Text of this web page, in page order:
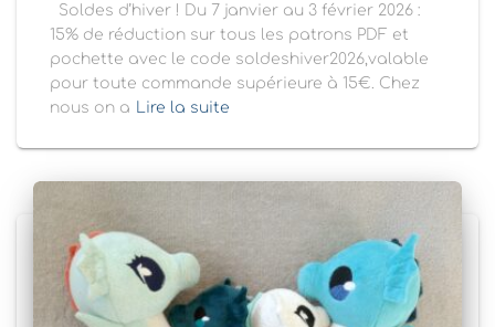
Soldes d’hiver ! Du 7 janvier au 3 février 2026 :
15% de réduction sur tous les patrons PDF et
pochette avec le code soldeshiver2026,valable
pour toute commande supérieure à 15€. Chez
nous on a Lire la suite